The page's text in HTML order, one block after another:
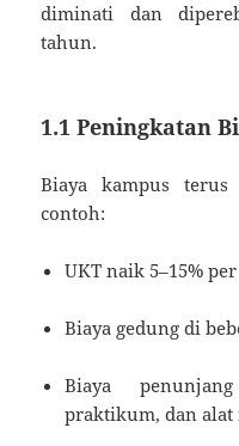
diminati dan
tahun.
1.1 Peningkatan
Biaya kampus
contoh:
UKT naik 5–15%
Biaya gedung di
Biaya
praktikum, dan alat